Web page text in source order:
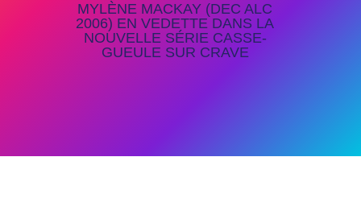
MYLÈNE MACKAY (DEC ALC
2006) EN VEDETTE DANS LA
NOUVELLE SÉRIE CASSE-
GUEULE SUR CRAVE